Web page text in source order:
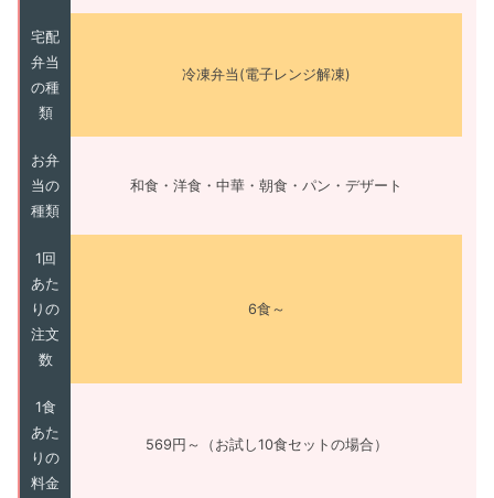
宅配
弁当
の種
類
冷凍弁当(電子レンジ解凍)
お弁
当の
種類
和食・洋食・中華・朝食・パン・デザート
1回
あた
りの
注文
数
6食～
1食
あた
りの
料金
569円～（お試し10食セットの場合）